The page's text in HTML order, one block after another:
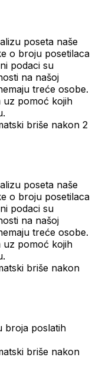
poseta naše
o broju posetilaca
podaci su
na našoj
treće osobe.
uz pomoć kojih
briše nakon 2
poseta naše
o broju posetilaca
podaci su
na našoj
treće osobe.
uz pomoć kojih
briše nakon
broja poslatih
briše nakon